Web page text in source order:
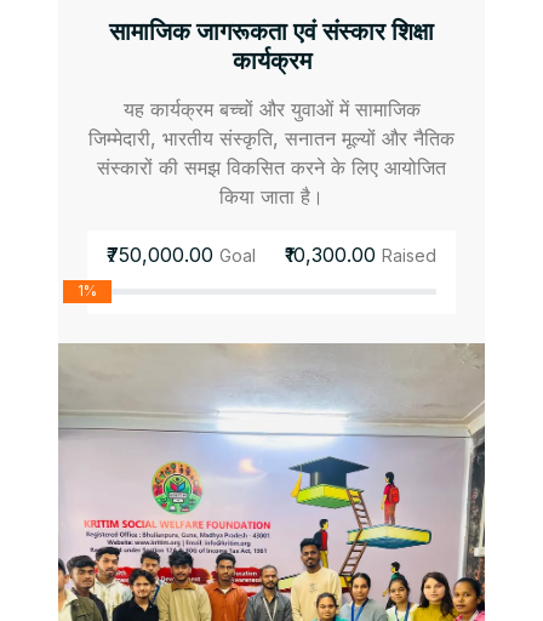
सामाजिक जागरूकता एवं संस्कार शिक्षा
कार्यक्रम
यह कार्यक्रम बच्चों और युवाओं में सामाजिक
जिम्मेदारी, भारतीय संस्कृति, सनातन मूल्यों और नैतिक
संस्कारों की समझ विकसित करने के लिए आयोजित
किया जाता है।
₹750,000.00 Goal ₹10,300.00 Raised
1%